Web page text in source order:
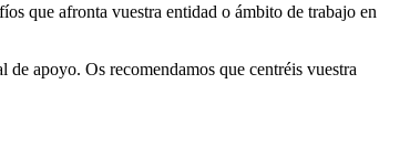
que afronta vuestra entidad o ámbito de trabajo en
apoyo. Os recomendamos que centréis vuestra